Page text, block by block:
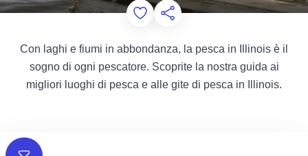
Add to Favorites
Condividi questa pagina
Con laghi e fiumi in abbondanza, la pesca in Illinois è il
sogno di ogni pescatore. Scoprite la nostra guida ai
migliori luoghi di pesca e alle gite di pesca in Illinois.